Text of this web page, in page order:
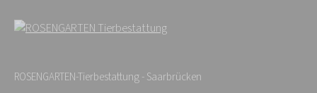
ROSENGARTEN-Tierbestattung - Saarbrücken